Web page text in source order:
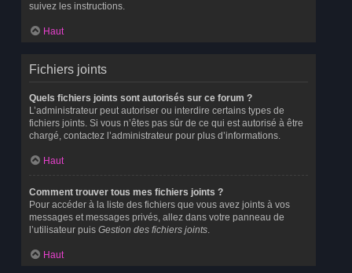
suivez les instructions.
Haut
Fichiers joints
Quels fichiers joints sont autorisés sur ce forum ?
L’administrateur peut autoriser ou interdire certains types de
fichiers joints. Si vous n’êtes pas sûr de ce qui est autorisé à être
chargé, contactez l’administrateur pour plus d’informations.
Haut
Comment trouver tous mes fichiers joints ?
Pour accéder à la liste des fichiers que vous avez joints à vos
messages et messages privés, allez dans votre panneau de
l’utilisateur puis Gestion des fichiers joints.
Haut